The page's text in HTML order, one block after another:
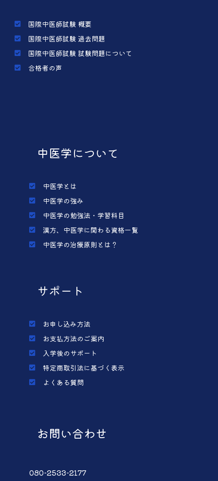
国際中医師試験 概要
国際中医師試験 過去問題
国際中医師試験 試験問題について
合格者の声
中医学について
中医学とは
中医学の強み
中医学の勉強法・学習科目
漢方、中医学に関わる資格一覧
中医学の治療原則とは？
サポート
お申し込み方法
お支払方法のご案内
入学後のサポート
特定商取引法に基づく表示
よくある質問
お問い合わせ
080-2533-2177